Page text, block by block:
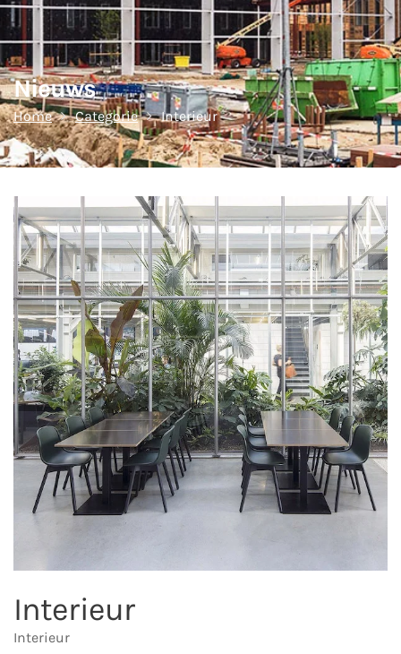
Nieuws
Home Categorie Interieur
Interieur
Interieur